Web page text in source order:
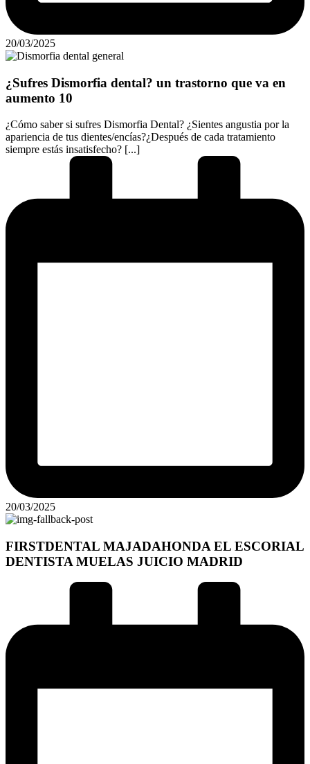
20/03/2025
¿Sufres Dismorfia dental? un trastorno que va en
aumento 10
¿Cómo saber si sufres Dismorfia Dental? ¿Sientes angustia por la
apariencia de tus dientes/encías?¿Después de cada tratamiento
siempre estás insatisfecho? [...]
20/03/2025
FIRSTDENTAL MAJADAHONDA EL ESCORIAL
DENTISTA MUELAS JUICIO MADRID